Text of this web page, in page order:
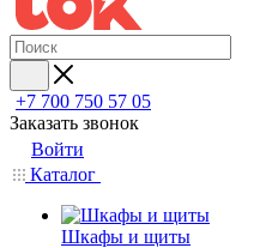
+7 700 750 57 05
Заказать звонок
Войти
Каталог
Шкафы и щиты